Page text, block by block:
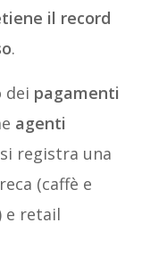
il record
.
dei pagamenti
agenti
registra una
(caffè e
e retail